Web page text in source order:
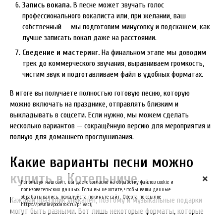
Запись вокала. В песне может звучать голос
профессионального вокалиста или, при желании, ваш
собственный — мы подготовим минусовку и подскажем, как
лучше записать вокал даже на расстоянии.
Сведение и мастеринг. На финальном этапе мы доводим
трек до коммерческого звучания, выравниваем громкость,
чистим звук и подготавливаем файл в удобных форматах.
В итоге вы получаете полностью готовую песню, которую
можно включать на празднике, отправлять близким и
выкладывать в соцсети. Если нужно, мы можем сделать
несколько вариантов — сокращённую версию для мероприятия и
полную для домашнего прослушивания.
Какие варианты песни можно
купить в Котельниче
Каждый праздник уникален, поэтому и музыкальные подарки
могут быть разными. Вот лишь некоторые форматы, которые
Используя наш сайт, вы даете согласие на обработку файлов cookie и
пользовательских данных. Если вы не хотите, чтобы ваши данные
обрабатывались, пожалуйста покиньте сайт. Оферта по ссылке
https://pesniavpodarok.ru/privacy